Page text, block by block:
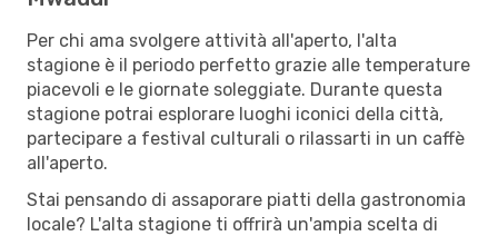
Per chi ama svolgere attività all'aperto, l'alta
stagione è il periodo perfetto grazie alle temperature
piacevoli e le giornate soleggiate. Durante questa
stagione potrai esplorare luoghi iconici della città,
partecipare a festival culturali o rilassarti in un caffè
all'aperto.
Stai pensando di assaporare piatti della gastronomia
locale? L'alta stagione ti offrirà un'ampia scelta di